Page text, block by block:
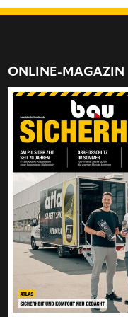
ONLINE-MAGAZIN